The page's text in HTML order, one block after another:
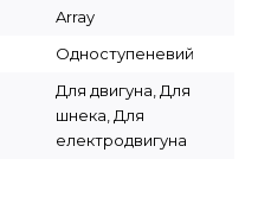
Array
Одноступеневий
Для двигуна, Для
шнека, Для
електродвигуна